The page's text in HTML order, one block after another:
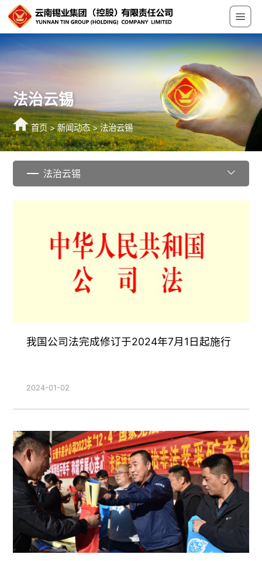
法治云锡
首页>新闻动态>法治云锡
法治云锡
我国公司法完成修订于2024年7月1日起施行
2024-01-02